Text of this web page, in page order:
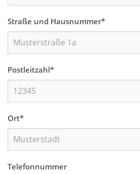
Straße und Hausnummer*
Postleitzahl*
Ort*
Telefonnummer